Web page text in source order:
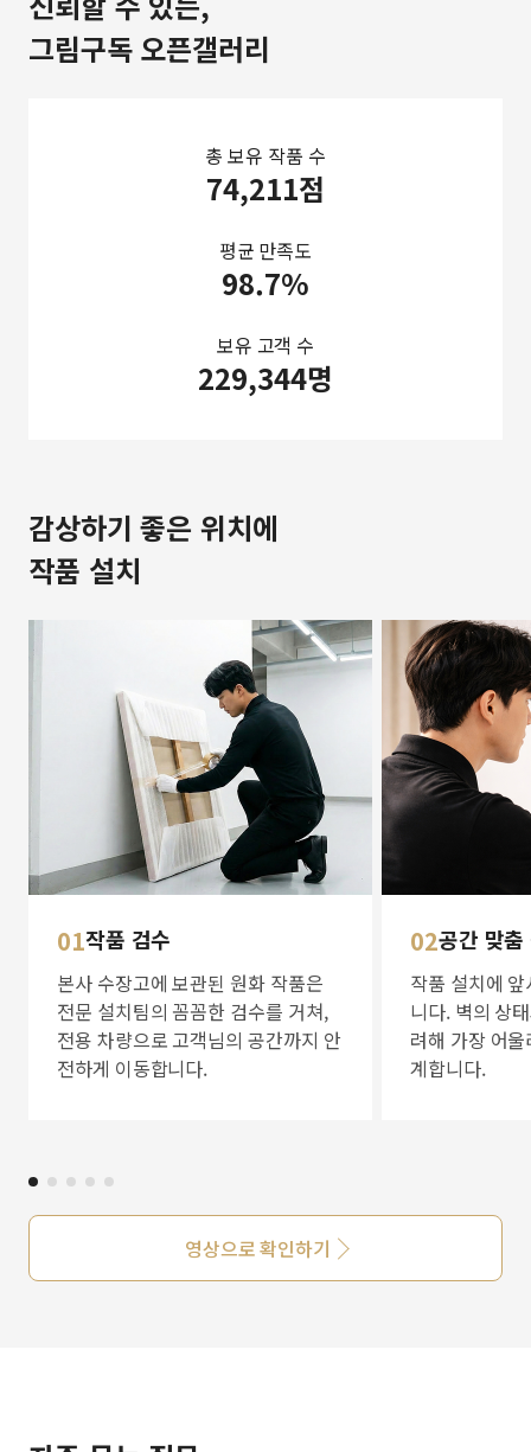
그림구독 오픈갤러리
총 보유 작품 수
74,211점
평균 만족도
98.7%
보유 고객 수
229,344명
감상하기 좋은 위치에
작품 설치
01작품 검수
본사 수장고에 보관된 원화 작품은
전문 설치팀의 꼼꼼한 검수를 거쳐,
전용 차량으로 고객님의 공간까지 안
전하게 이동합니다.
02공간 맞
작품 설치에
니다. 벽의 상
려해 가장 어
계합니다.
영상으로 확인하기